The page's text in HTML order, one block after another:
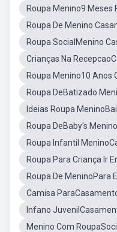
Roupa Menino9 Meses
Roupa De Menino
Roupa SocialMenino
Crianças Na
Roupa Menino10 Anos
Roupa DeBatizado
Ideias Roupa
Roupa DeBaby's Menino
Roupa Infantil
Roupa Para Criança Ir
Roupa De MeninoPara
Camisa
Infano
Menino Com